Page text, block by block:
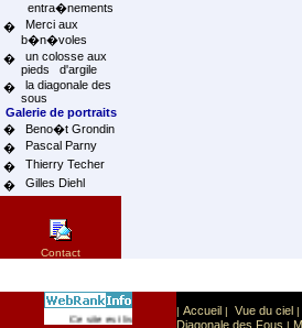
entra�nements
�
Merci aux
b�n�voles
�
un colosse aux
pieds d'argile
�
la diagonale des
sous
Galerie de portraits
�
Beno�t Grondin
�
Pascal Parny
�
Thierry Techer
�
Gilles Diehl
Contact
Ce site est list� dans la cat�gorie Sport:
| Accueil | Vue du ciel |
Diagonale des Fous |